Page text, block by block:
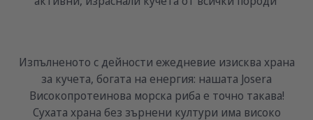
Изпълненото с дейности ежедневие изисква храна
за кучета, богата на енергия: нашата Josera
Високопротеинова морска риба е точно такава!
Сухата храна без зърнени култури има високо